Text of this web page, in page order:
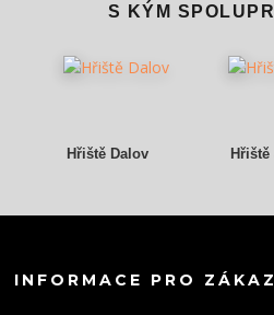
S KÝM
Hřiště Dalov
INFORMACE PRO